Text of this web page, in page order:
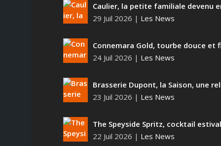
Caulier, la petite familiale devenu
29 Juil 2026 | Les News
Connemara Gold, tourbe douce et
24 Juil 2026 | Les News
Brasserie Dupont, la Saison, une
23 Juil 2026 | Les News
The Speyside Spritz, cocktail
22 Juil 2026 | Les News